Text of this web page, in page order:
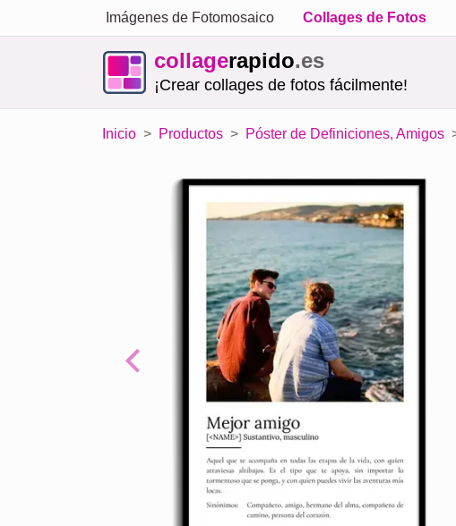
Imágenes de Fotomosaico Collages de Fotos
collagerapido.es
¡Crear collages de fotos fácilmente!
Inicio Productos Póster de Definiciones, Amigos
Previous